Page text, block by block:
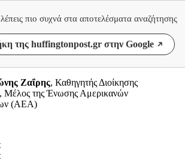
πιο συχνά στα αποτελέσματα αναζήτησης
της huffingtonpost.gr στην Google
Ζαΐρης, Καθηγητής Διοίκησης
Μέλος της Ένωσης Αμερικανών
(ΑΕΑ)